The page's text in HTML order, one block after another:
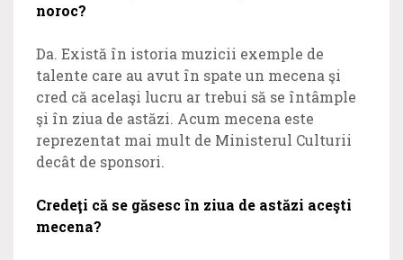
noroc?
Da. Există în istoria muzicii exemple de
talente care au avut în spate un mecena şi
cred că acelaşi lucru ar trebui să se întâmple
şi în ziua de astăzi. Acum mecena este
reprezentat mai mult de Ministerul Culturii
decât de sponsori.
Credeţi că se găsesc în ziua de astăzi aceşti
mecena?